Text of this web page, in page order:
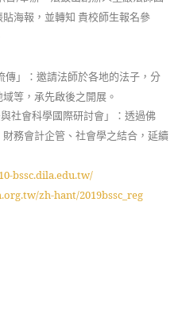
海報，並轉知 貴校師生報名參
傳」：邀請法師於各地的法子，分
等，承先啟後之開展。
與社會科學國際研討會」：透過佛
務會計企管、社會學之結合，延續
bssc.dila.edu.tw/
zh-hant/2019bssc_reg